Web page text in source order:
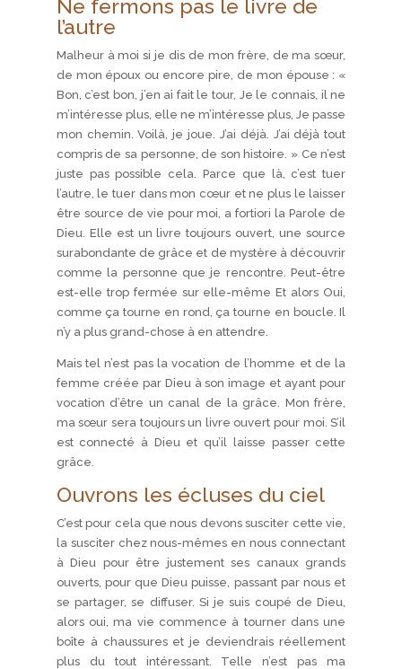
Ne fermons pas le livre de
l’autre
Malheur à moi si je dis de mon frère, de ma sœur,
de mon époux ou encore pire, de mon épouse : «
Bon, c’est bon, j’en ai fait le tour, Je le connais, il ne
m’intéresse plus, elle ne m’intéresse plus, Je passe
mon chemin. Voilà, je joue. J’ai déjà. J’ai déjà tout
compris de sa personne, de son histoire. » Ce n’est
juste pas possible cela. Parce que là, c’est tuer
l’autre, le tuer dans mon cœur et ne plus le laisser
être source de vie pour moi, a fortiori la Parole de
Dieu. Elle est un livre toujours ouvert, une source
surabondante de grâce et de mystère à découvrir
comme la personne que je rencontre. Peut-être
est-elle trop fermée sur elle-même Et alors Oui,
comme ça tourne en rond, ça tourne en boucle. Il
n’y a plus grand-chose à en attendre.
Mais tel n’est pas la vocation de l’homme et de la
femme créée par Dieu à son image et ayant pour
vocation d’être un canal de la grâce. Mon frère,
ma sœur sera toujours un livre ouvert pour moi. S’il
est connecté à Dieu et qu’il laisse passer cette
grâce.
Ouvrons les écluses du ciel
C’est pour cela que nous devons susciter cette vie,
la susciter chez nous-mêmes en nous connectant
à Dieu pour être justement ses canaux grands
ouverts, pour que Dieu puisse, passant par nous et
se partager, se diffuser. Si je suis coupé de Dieu,
alors oui, ma vie commence à tourner dans une
boîte à chaussures et je deviendrais réellement
plus du tout intéressant. Telle n’est pas ma